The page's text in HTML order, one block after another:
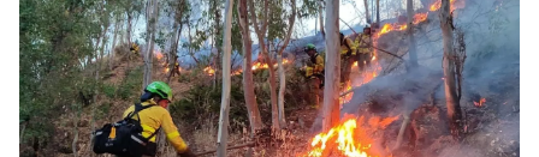
Isaac Pedrouzo
¡ES UN ANUNCIO!
No hay lealtad en el cambio